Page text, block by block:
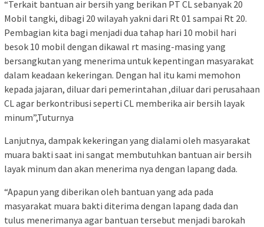
“Terkait bantuan air bersih yang berikan PT CL sebanyak 20
Mobil tangki, dibagi 20 wilayah yakni dari Rt 01 sampai Rt 20.
Pembagian kita bagi menjadi dua tahap hari 10 mobil hari
besok 10 mobil dengan dikawal rt masing-masing yang
bersangkutan yang menerima untuk kepentingan masyarakat
dalam keadaan kekeringan. Dengan hal itu kami memohon
kepada jajaran, diluar dari pemerintahan ,diluar dari perusahaan
CL agar berkontribusi seperti CL memberika air bersih layak
minum”,Tuturnya
Lanjutnya, dampak kekeringan yang dialami oleh masyarakat
muara bakti saat ini sangat membutuhkan bantuan air bersih
layak minum dan akan menerima nya dengan lapang dada.
“Apapun yang diberikan oleh bantuan yang ada pada
masyarakat muara bakti diterima dengan lapang dada dan
tulus menerimanya agar bantuan tersebut menjadi barokah